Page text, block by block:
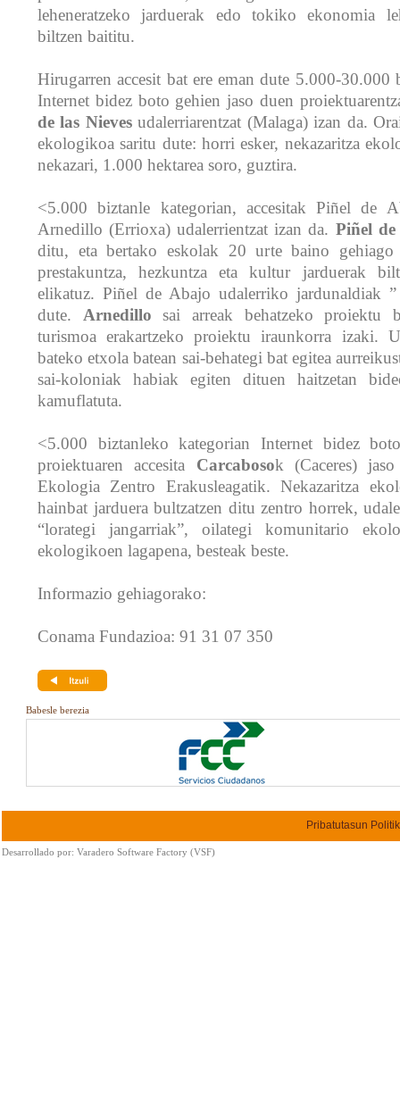
leheneratzeko jarduerak edo tokiko ekonomia
biltzen baititu.
Hirugarren accesit bat ere eman dute 5.000-30.000
Internet bidez boto gehien jaso duen
de las Nievesudalerriarentzat (Malaga) izan da.
ekologikoa saritu dute: horri esker, nekazaritza
nekazari, 1.000 hektarea soro, guztira.
<5.000 biztanle kategorian, accesitak Piñel de
Arnedillo (Errioxa) udalerrientzat izan da. Piñel
ditu, eta bertako eskolak 20 urte baino gehiago
prestakuntza, hezkuntza eta kultur jarduerak
elikatuz. Piñel de Abajo udalerriko jardunaldiak
dute. Arnedillo sai arreak behatzeko proiektu
turismoa erakartzeko proiektu iraunkorra izaki.
bateko etxola batean sai-behategi bat egitea
sai-koloniak habiak egiten dituen haitzetan
kamuflatuta.
<5.000 biztanleko kategorian Internet bidez
proiektuaren accesita Carcabosok (Caceres)
Ekologia Zentro Erakusleagatik. Nekazaritza
hainbat jarduera bultzatzen ditu zentro horrek,
“lorategi jangarriak”, oilategi komunitario
ekologikoen lagapena, besteak beste.
Informazio gehiagorako:
Conama Fundazioa: 91 31 07 350
Babesle berezia
Pribatutasun
Desarrollado por: Varadero Software Factory (VSF)